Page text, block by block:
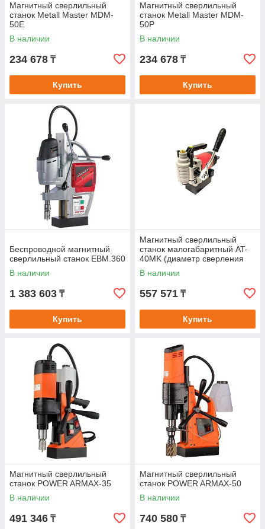
Магнитный сверлильный
станок Metall Master MDM-
50E
В наличии
234 678 ₸
Купить
Магнитный сверлильный
станок Metall Master MDM-
50P
В наличии
234 678 ₸
Купить
Беспроводной магнитный
сверлильный станок EBM.360
В наличии
1 383 603 ₸
Купить
Магнитный сверлильный
станок малогабаритный AT-
40MK (диаметр сверления
12-40мм, 1680Вт)
В наличии
557 571 ₸
Купить
Магнитный сверлильный
станок POWER ARMAX-35
В наличии
491 346 ₸
Магнитный сверлильный
станок POWER ARMAX-50
В наличии
740 580 ₸